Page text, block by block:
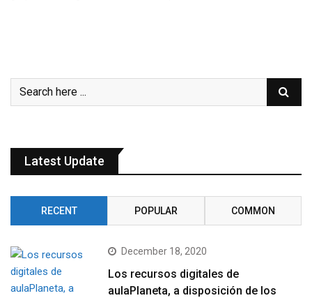
Latest Update
RECENT POPULAR COMMON
December 18, 2020
Los recursos digitales de
aulaPlaneta, a disposición de los